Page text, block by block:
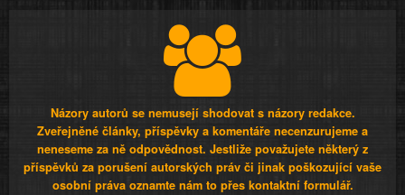
Názory autorů se nemusejí shodovat s názory redakce.
Zveřejněné články, příspěvky a komentáře necenzurujeme a
neneseme za ně odpovědnost. Jestliže považujete některý z
příspěvků za porušení autorských práv či jinak poškozující vaše
osobní práva oznamte nám to přes kontaktní formulář.